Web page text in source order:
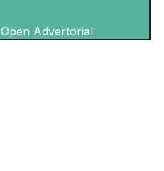
Open Advertorial